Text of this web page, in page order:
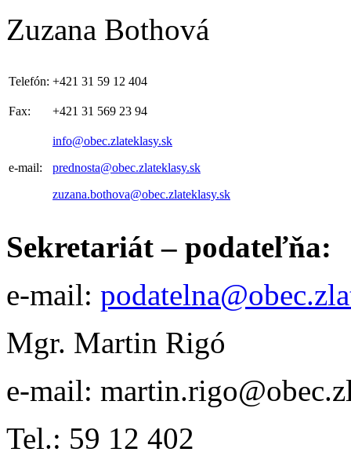
Zuzana Bothová
Telefón: +421 31 59 12 404
Fax: +421 31 569 23 94
e-mail:
info@obec.zlateklasy.sk
prednosta@obec.zlateklasy.sk
zuzana.bothova@obec.zlateklasy.sk
Sekretariát – podateľňa:
e-mail:
Mgr. Martin Rigó
e-mail:
Tel.: 59 12 402